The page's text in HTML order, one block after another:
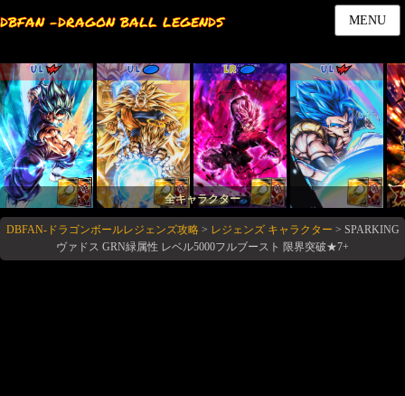
DBFAN -DRAGON BALL LEGENDS MENU
UL UL LR UL
全キャラクター
DBFAN-ドラゴンボールレジェンズ攻略> レジェンズ キャラクター > SPARKING
ヴァドス GRN緑属性 レベル5000フルブースト 限界突破★7+